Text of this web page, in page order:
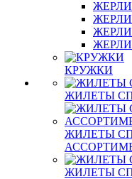
КРУЖКИ
ЖИЛЕТЫ
ЖИЛЕТЫ
ЖИЛЕТЫ